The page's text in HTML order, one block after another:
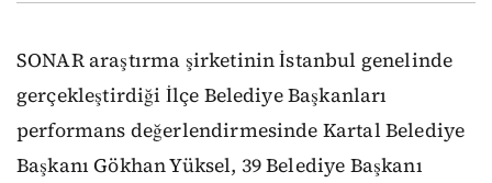
SONAR araştırma şirketinin İstanbul genelinde
gerçekleştirdiği İlçe Belediye Başkanları
performans değerlendirmesinde Kartal Belediye
Başkanı Gökhan Yüksel, 39 Belediye Başkanı